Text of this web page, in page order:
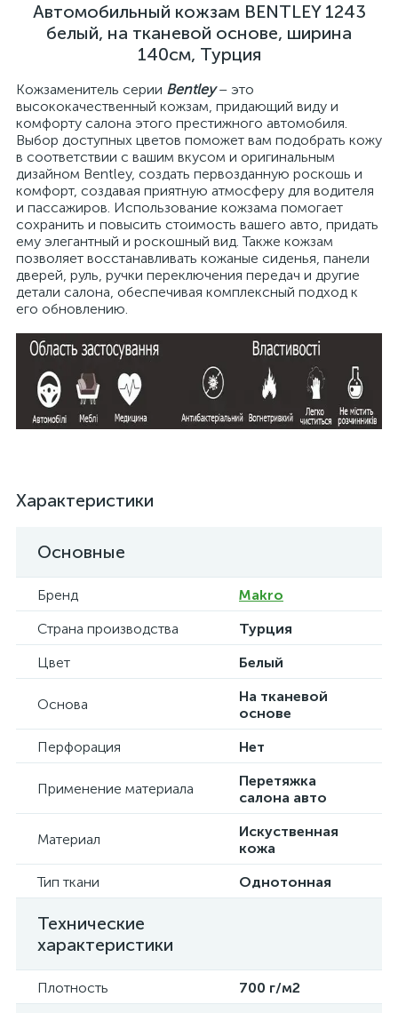
Автомобильный кожзам BENTLEY 1243
белый, на тканевой основе, ширина
140см, Турция
Кожзаменитель серии Bentley– это
высококачественный кожзам, придающий виду и
комфорту салона этого престижного автомобиля.
Выбор доступных цветов поможет вам подобрать кожу
в соответствии с вашим вкусом и оригинальным
дизайном Bentley, создать первозданную роскошь и
комфорт, создавая приятную атмосферу для водителя
и пассажиров. Использование кожзама помогает
сохранить и повысить стоимость вашего авто, придать
ему элегантный и роскошный вид. Также кожзам
позволяет восстанавливать кожаные сиденья, панели
дверей, руль, ручки переключения передач и другие
детали салона, обеспечивая комплексный подход к
его обновлению.
Характеристики
Основные
Бренд
Makro
Страна производства
Турция
Цвет
Белый
Основа
На тканевой
основе
Перфорация
Нет
Применение материала
Перетяжка
салона авто
Материал
Искуственная
кожа
Тип ткани
Однотонная
Технические
характеристики
Плотность 700 г/м2